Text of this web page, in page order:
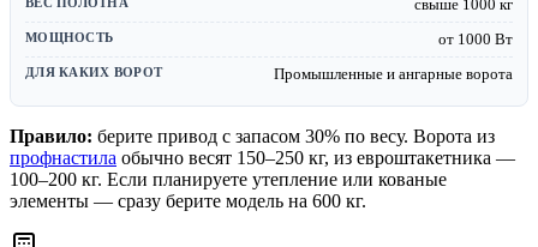
свыше 1000 кг
от 1000 Вт
Промышленные и ангарные ворота
Правило: берите привод с запасом 30% по весу. Ворота из
профнастила обычно весят 150–250 кг, из евроштакетника —
100–200 кг. Если планируете утепление или кованые
элементы — сразу берите модель на 600 кг.